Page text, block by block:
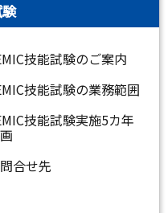
技能試験のご案内
技能試験の業務範囲
技能試験実施5カ年
合せ先